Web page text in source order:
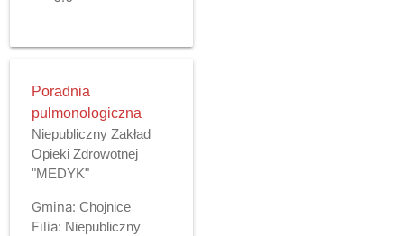
Poradnia
pulmonologiczna
Niepubliczny Zakład
Opieki Zdrowotnej
"MEDYK"
Gmina: Chojnice
Filia: Niepubliczny